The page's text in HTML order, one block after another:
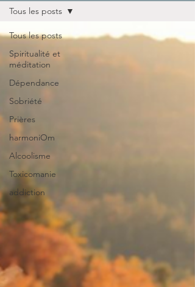
Tous les posts
Spiritualité et
méditation
Dépendance
Sobriété
Prières
harmoniOm
Alcoolisme
Toxicomanie
addiction
Tous les posts